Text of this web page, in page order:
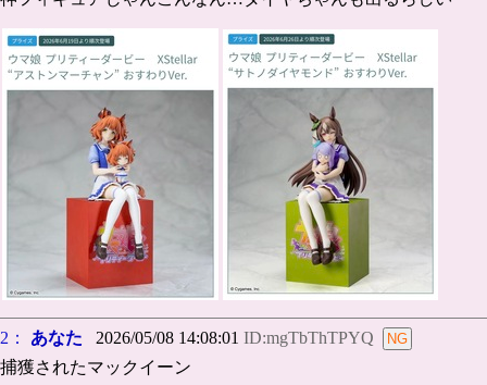
2： あなた 2026/05/08 14:08:01 ID:mgTbThTPYQ
捕獲されたマックイーン